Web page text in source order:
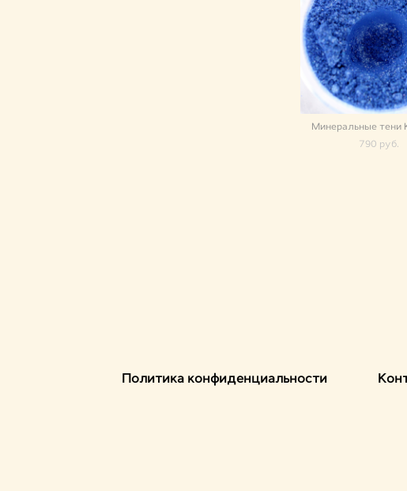
Минеральные тени
790 pуб.
Политика конфиденциальности